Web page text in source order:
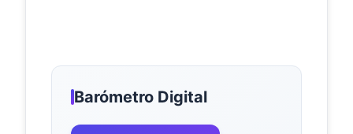
Barómetro Digital